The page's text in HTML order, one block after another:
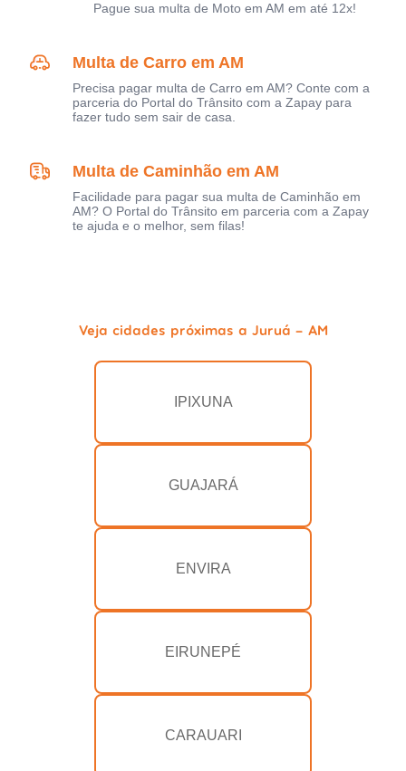
Pague sua multa de Moto em AM em até 12x!
Multa de Carro em AM
Precisa pagar multa de Carro em AM? Conte com a
parceria do Portal do Trânsito com a Zapay para
fazer tudo sem sair de casa.
Multa de Caminhão em AM
Facilidade para pagar sua multa de Caminhão em
AM? O Portal do Trânsito em parceria com a Zapay
te ajuda e o melhor, sem filas!
Veja cidades próximas a Juruá - AM
IPIXUNA
GUAJARÁ
ENVIRA
EIRUNEPÉ
CARAUARI